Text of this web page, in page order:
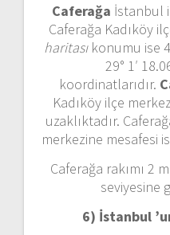
Caferağa İstanbul
Caferağa Kadıköy
haritasıkonumu ise
29° 1′
koordinatlarıdır.
Kadıköy ilçe
uzaklıktadır.
merkezine mesafesi
Caferağa rakımı 2
seviyesine
6) İstanbul